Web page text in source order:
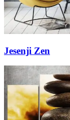
Jesenji Zen